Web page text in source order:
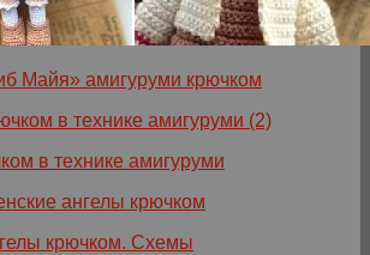
Майя» амигуруми крючком
в технике амигуруми
крючком. Схемы